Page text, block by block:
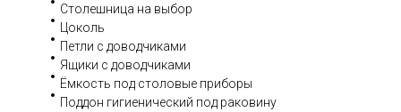
Столешница на выбор
Цоколь
Петли с доводчиками
Ящики с доводчиками
Ёмкость под столовые приборы
Поддон гигиенический под раковину